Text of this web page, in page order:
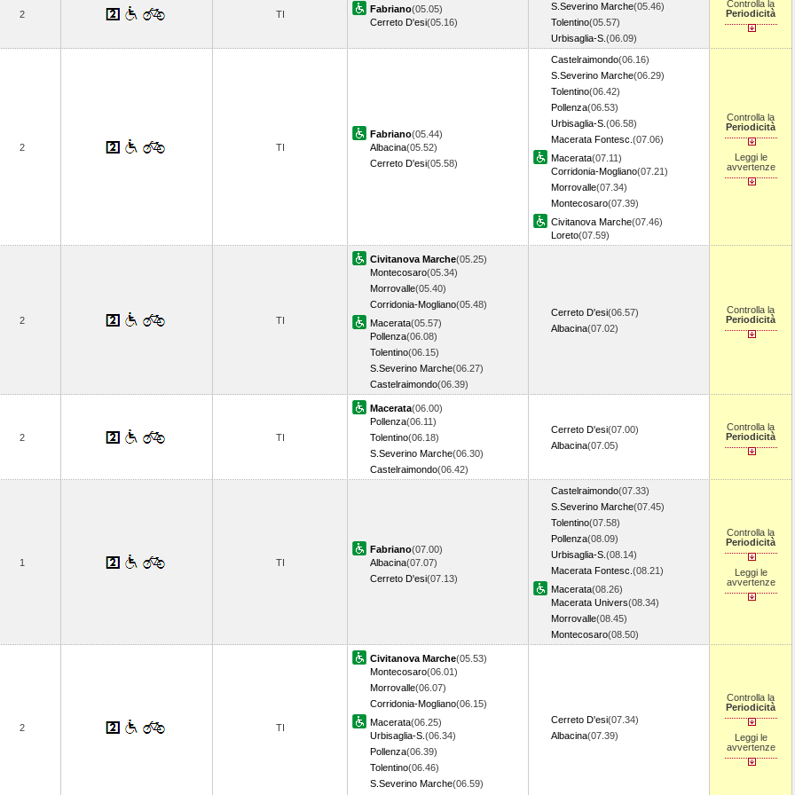
2 TI Fabriano(05.05)
Cerreto D'esi(05.16)
S.Severino Marche(05.46)
Tolentino(05.57)
Urbisaglia-S. (06.09)
Controlla la
Periodicità
2 TI
Fabriano(05.44)
Albacina(05.52)
Cerreto D'esi(05.58)
Castelraimondo(06.16)
S.Severino Marche(06.29)
Tolentino(06.42)
Pollenza(06.53)
Urbisaglia-S. (06.58)
Macerata Fontesc. (07.06)
Macerata(07.11)
Corridonia-Mogliano(07.21)
Morrovalle(07.34)
Montecosaro(07.39)
Civitanova Marche(07.46)
Loreto(07.59)
Controlla la
Periodicità
Leggi le
avvertenze
2 TI
Civitanova Marche(05.25)
Montecosaro(05.34)
Morrovalle(05.40)
Corridonia-Mogliano(05.48)
Macerata(05.57)
Pollenza(06.08)
Tolentino(06.15)
S.Severino Marche(06.27)
Castelraimondo(06.39)
Cerreto D'esi(06.57)
Albacina(07.02)
Controlla la
Periodicità
2 TI
Macerata(06.00)
Pollenza(06.11)
Tolentino(06.18)
S.Severino Marche(06.30)
Castelraimondo(06.42)
Cerreto D'esi(07.00)
Albacina(07.05)
Controlla la
Periodicità
1 TI
Fabriano(07.00)
Albacina(07.07)
Cerreto D'esi(07.13)
Castelraimondo(07.33)
S.Severino Marche(07.45)
Tolentino(07.58)
Pollenza(08.09)
Urbisaglia-S. (08.14)
Macerata Fontesc. (08.21)
Macerata(08.26)
Macerata Univers(08.34)
Morrovalle(08.45)
Montecosaro(08.50)
Controlla la
Periodicità
Leggi le
avvertenze
2 TI
Civitanova Marche(05.53)
Montecosaro(06.01)
Morrovalle(06.07)
Corridonia-Mogliano(06.15)
Macerata(06.25)
Urbisaglia-S. (06.34)
Pollenza(06.39)
Tolentino(06.46)
S.Severino Marche(06.59)
Cerreto D'esi(07.34)
Albacina(07.39)
Controlla la
Periodicità
Leggi le
avvertenze